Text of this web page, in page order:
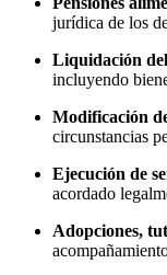
jurídica de los
Liquidación
incluyendo
Modificación
circunstancias
Ejecución de
acordado
Adopciones,